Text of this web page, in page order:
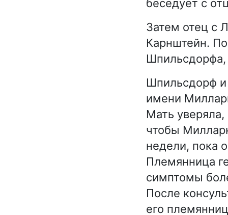
беседует с
Затем отец с
Карнштейн.
Шпильсдорф
имени
Мать
чтобы
недели, пока
Племянница
симптомы
После
его